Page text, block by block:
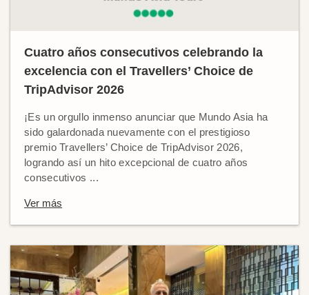
Cuatro años consecutivos celebrando la
excelencia con el Travellers’ Choice de
TripAdvisor 2026
¡Es un orgullo inmenso anunciar que Mundo Asia ha
sido galardonada nuevamente con el prestigioso
premio Travellers’ Choice de TripAdvisor 2026,
logrando así un hito excepcional de cuatro años
consecutivos ...
Ver más